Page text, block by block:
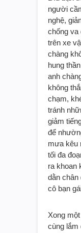
người
nghệ,
chống va
trên xe
chàng
hung
anh
không
chạm,
tránh
giảm
để
mưa kêu
tối đa
ra khoan
dằn chân
cô bạn
Xong
cùng lắm